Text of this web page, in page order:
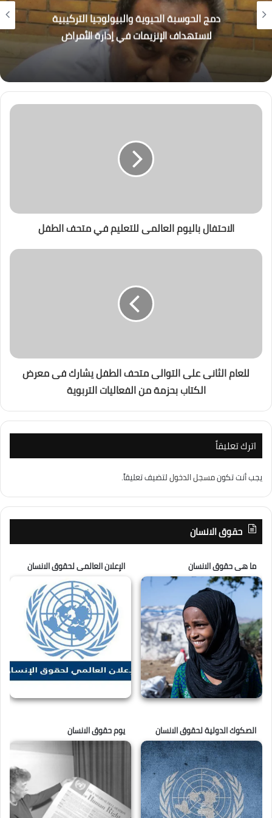
دمج الحوسبة الحيوية والبيولوجيا التركيبية
لاستهداف الإنزيمات في إدارة الأمراض
الاحتفال باليوم العالمى للتعليم في متحف الطفل
للعام الثانى على التوالى متحف الطفل يشارك فى معرض
الكتاب بحزمة من الفعاليات التربوية
اترك تعليقاً
يجب أنت تكونمسجل الدخوللتضيف تعليقاً.
حقوق الانسان
ما هى حقوق الانسان الإعلان العالمى لحقوق الانسان
الصكوك الدولية لحقوق الانسان يوم حقوق الانسان